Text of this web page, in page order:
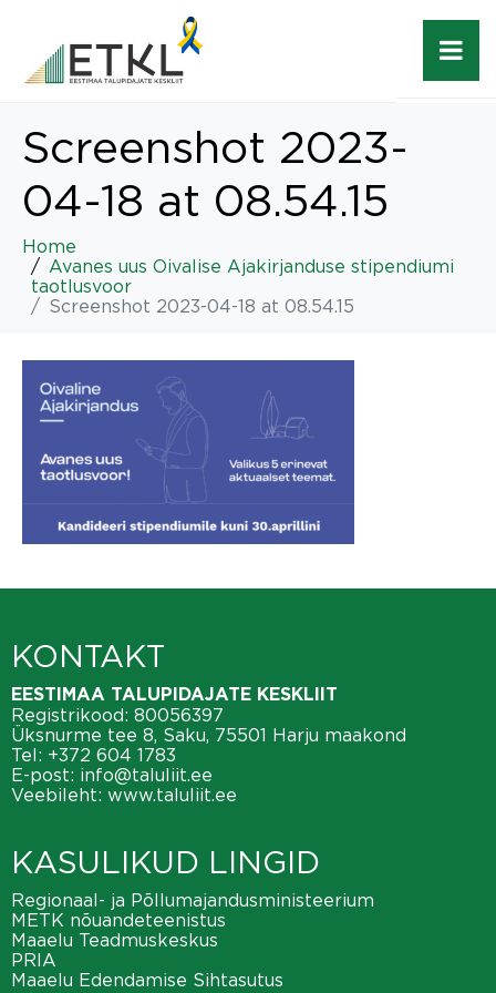
Screenshot 2023-
04-18 at 08.54.15
Home
Avanes uus Oivalise Ajakirjanduse stipendiumi
taotlusvoor
Screenshot 2023-04-18 at 08.54.15
KONTAKT
EESTIMAA TALUPIDAJATE KESKLIIT
Registrikood: 80056397
Üksnurme tee 8, Saku, 75501 Harju maakond
Tel: +372 604 1783
E-post: info@taluliit.ee
Veebileht: www.taluliit.ee
KASULIKUD LINGID
Regionaal- ja Põllumajandusministeerium
METK nõuandeteenistus
Maaelu Teadmuskeskus
PRIA
Maaelu Edendamise Sihtasutus